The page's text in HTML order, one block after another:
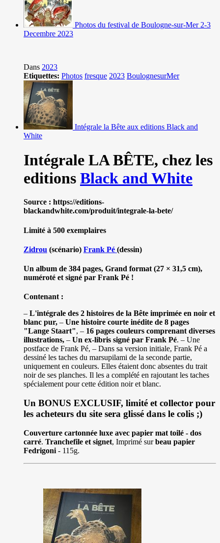
Photos du festival de Boulogne-sur-Mer 2-3
Decembre 2023
Dans 2023
Etiquettes: Photos fresque 2023 BoulognesurMer
Intégrale la Bête aux editions Black and
White
Intégrale LA BÊTE, chez les
editions Black and White
Source : https://editions-
blackandwhite.com/produit/integrale-la-bete/
Limité à 500 exemplaires
Zidrou (scénario) Frank Pé (dessin)
Un album de 384 pages, Grand format (27 × 31,5 cm),
numéroté et signé par Frank Pé !
Contenant :
– L'intégrale des 2 histoires de la Bête imprimée en noir et
blanc pur, – Une histoire courte inédite de 8 pages
"Lange Staart", – 16 pages couleurs comprenant diverses
illustrations, – Un ex-libris signé par Frank Pé. – Une
postface de Frank Pé, – Dans sa version initiale, Frank Pé a
dessiné les taches du marsupilami de la seconde partie,
uniquement en couleurs. Elles étaient donc absentes du trait
noir de ses planches. Il les a complété en rajoutant les taches
spécialement pour cette édition noir et blanc.
Un BONUS EXCLUSIF, limité et collector pour
les acheteurs du site sera glissé dans le colis ;)
Couverture cartonnée luxe avec papier mat toilé - dos
carré. Tranchefile et signet, Imprimé surbeau papier
Fedrigoni - 115g.